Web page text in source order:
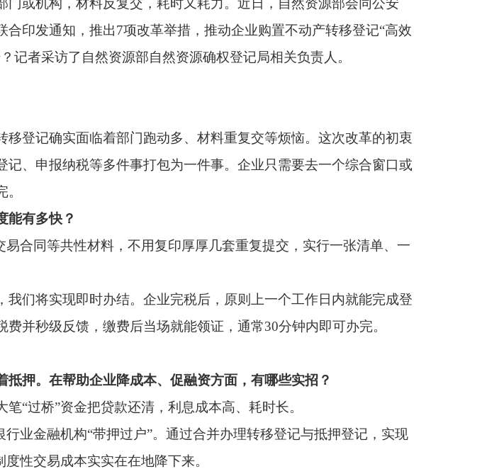
部门跑动多、材料重复交等烦恼。这次改革的初衷
多件事打包为一件事。企业只需要去一个综合窗口或
结。企业完税后，原则上一个工作日内就能完成登
费后当场就能领证，通常30分钟内即可办完。
业降成本、促融资方面，有哪些实招？
押过户”。通过合并办理转移登记与抵押登记，实现
实在在地降下来。
时，在银行网点就能一站式完成登记信息查询、抵
银行网点即可同步办理相关业务。同时，系统会直接
跑腿”。我们将加快推进以“全程网办”为主的不动产